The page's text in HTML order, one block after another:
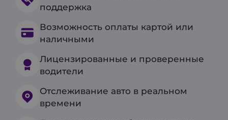
поддержка
Возможность оплаты картой или
наличными
Лицензированные и проверенные
водители
Отслеживание авто в реальном
времени